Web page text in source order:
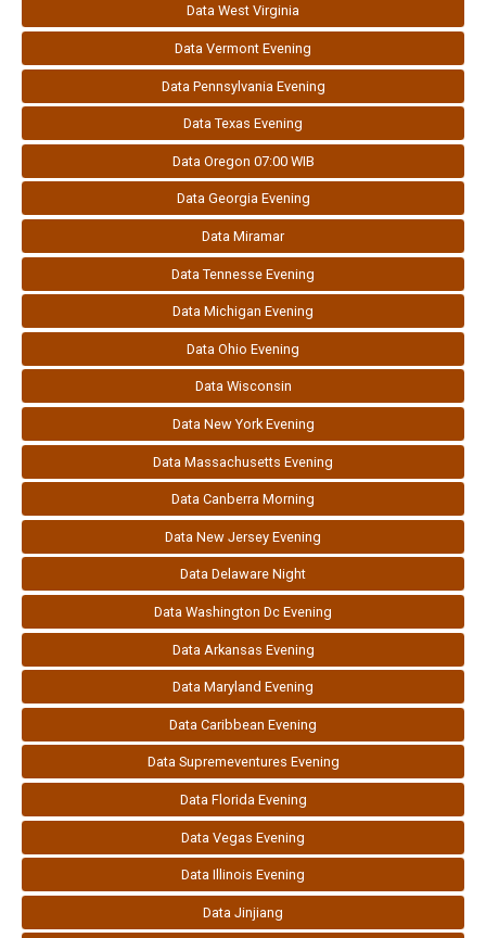
Data West Virginia
Data Vermont Evening
Data Pennsylvania Evening
Data Texas Evening
Data Oregon 07:00 WIB
Data Georgia Evening
Data Miramar
Data Tennesse Evening
Data Michigan Evening
Data Ohio Evening
Data Wisconsin
Data New York Evening
Data Massachusetts Evening
Data Canberra Morning
Data New Jersey Evening
Data Delaware Night
Data Washington Dc Evening
Data Arkansas Evening
Data Maryland Evening
Data Caribbean Evening
Data Supremeventures Evening
Data Florida Evening
Data Vegas Evening
Data Illinois Evening
Data Jinjiang